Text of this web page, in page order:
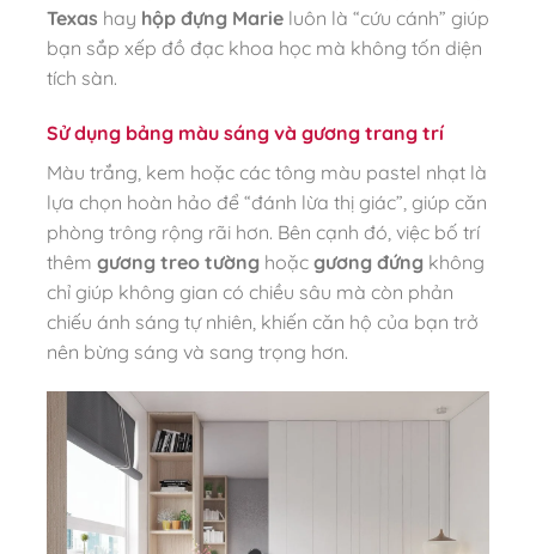
Texas hay hộp đựng Marie luôn là “cứu cánh” giúp
bạn sắp xếp đồ đạc khoa học mà không tốn diện
tích sàn.
Sử dụng bảng màu sáng và gương trang trí
Màu trắng, kem hoặc các tông màu pastel nhạt là
lựa chọn hoàn hảo để “đánh lừa thị giác”, giúp căn
phòng trông rộng rãi hơn. Bên cạnh đó, việc bố trí
thêm gương treo tường hoặc gương đứng không
chỉ giúp không gian có chiều sâu mà còn phản
chiếu ánh sáng tự nhiên, khiến căn hộ của bạn trở
nên bừng sáng và sang trọng hơn.